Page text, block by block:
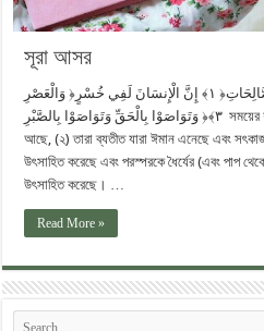
وَالْعَصْرِ ‎﴿١﴾‏ إِنَّ الْإِنسَانَ لَفِي خُسْرٍ ‎﴿٢﴾‏ إِلَّا الَّذِينَ آمَنُوا وَعَمِلُوا الصَّالِحَاتِ
وَتَوَاصَوْا بِالْحَقِّ وَتَوَاصَوْا بِالصَّبْرِ ‎﴿٣﴾‏ সময়ের শপথ; (১)‎ প্রকৃতপক্ষে, মানুষ ক্ষতির মধ্যে
আছে,‎ (২) তারা ব্যতীত যারা ঈমান এনেছে এবং
উৎসাহিত করেছে এবং পরস্পরকে ধৈর্যের (এবং পাপ
উৎসাহিত করেছে। …
Read More »